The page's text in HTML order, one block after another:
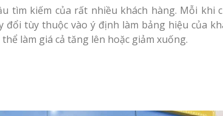
tìm kiếm của rất nhiều khách hàng. Mỗi khi
tùy thuộc vào ý định làm bảng hiệu của
làm giá cả tăng lên hoặc giảm xuống.
Làm bảng hiệu gỗ tại
Nha Trang
Làm
Phê
Trọn Gói Nghệ An
Gía Xưởng
Làm biển hiệu chữ